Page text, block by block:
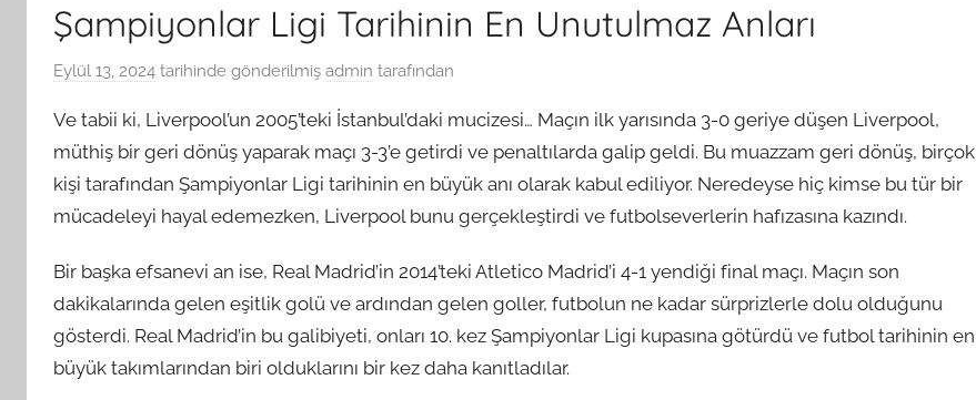
Şampiyonlar Ligi Tarihinin En Unutulmaz Anları
Eylül 13, 2024 tarihinde gönderilmiş admin tarafından
Ve tabii ki, Liverpool’un 2005’teki İstanbul’daki mucizesi… Maçın ilk yarısında 3-0 geriye düşen Liverpool,
müthiş bir geri dönüş yaparak maçı 3-3’e getirdi ve penaltılarda galip geldi. Bu muazzam geri dönüş, birçok
kişi tarafından Şampiyonlar Ligi tarihinin en büyük anı olarak kabul ediliyor. Neredeyse hiç kimse bu tür bir
mücadeleyi hayal edemezken, Liverpool bunu gerçekleştirdi ve futbolseverlerin hafızasına kazındı.
Bir başka efsanevi an ise, Real Madrid’in 2014’teki Atletico Madrid’i 4-1 yendiği final maçı. Maçın son
dakikalarında gelen eşitlik golü ve ardından gelen goller, futbolun ne kadar sürprizlerle dolu olduğunu
gösterdi. Real Madrid’in bu galibiyeti, onları 10. kez Şampiyonlar Ligi kupasına götürdü ve futbol tarihinin en
büyük takımlarından biri olduklarını bir kez daha kanıtladılar.